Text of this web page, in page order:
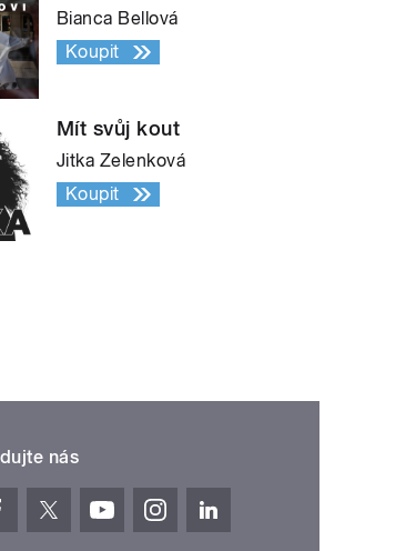
Bianca Bellová
Koupit
Mít svůj kout
Jitka Zelenková
Koupit
nás